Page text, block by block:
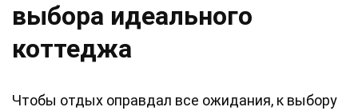
выбора идеального
коттеджа
Чтобы отдых оправдал все ожидания, к выбору